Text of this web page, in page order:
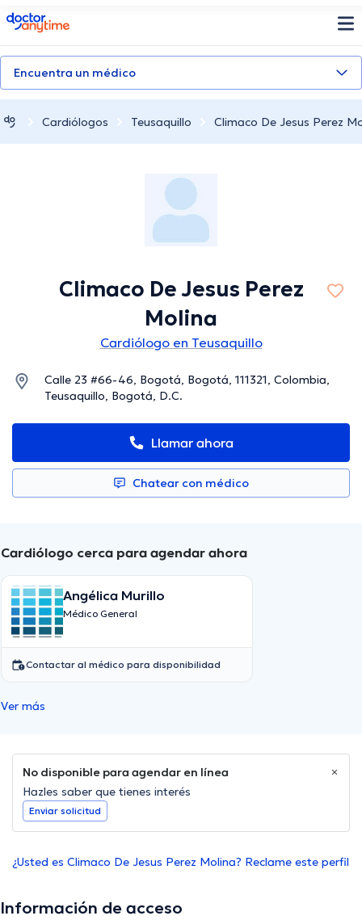
doctoranytime
Encuentra un médico
Cardiólogos Teusaquillo Climaco De Jesus Perez
Climaco De Jesus Perez
Molina
Cardiólogo en Teusaquillo
Calle 23 #66-46, Bogotá, Bogotá, 111321, Colombia,
Teusaquillo, Bogotá, D.C.
Llamar ahora
Chatear con médico
Cardiólogo cerca para agendar ahora
Angélica Murillo
Médico General
Contactar al médico para disponibilidad
Ver más
No disponible para agendar en línea
Hazles saber que tienes interés
Enviar solicitud
¿Usted es Climaco De Jesus Perez Molina? Reclame este perfil
Información de acceso